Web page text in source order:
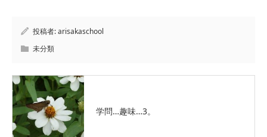
投稿者:arisakaschool
未分類
学問…趣味…3。